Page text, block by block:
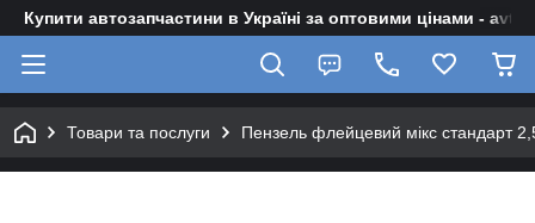
Купити автозапчастини в Україні за оптовими цінами -
Товари та послуги Пензель флейцевий мікс стандарт